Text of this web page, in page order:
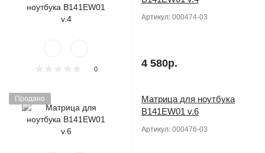
0
Артикул: 000474-03
4 580р.
Продано
Матрица для ноутбука
B141EW01 v.6
Артикул: 000476-03